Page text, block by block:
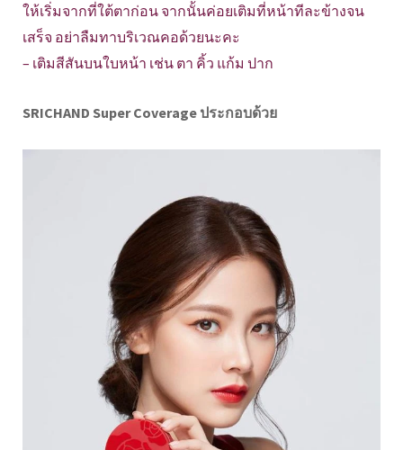
ให้เริ่มจากที่ใต้ตาก่อน จากนั้นค่อยเติมที่หน้าทีละข้างจน
เสร็จ อย่าลืมทาบริเวณคอด้วยนะคะ
– เติมสีสันบนใบหน้า เช่น ตา คิ้ว แก้ม ปาก
SRICHAND Super Coverage ประกอบด้วย